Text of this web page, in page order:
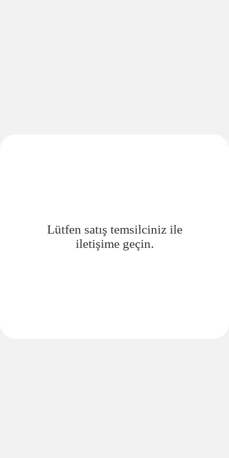
Lütfen satış temsilciniz ile
iletişime geçin.